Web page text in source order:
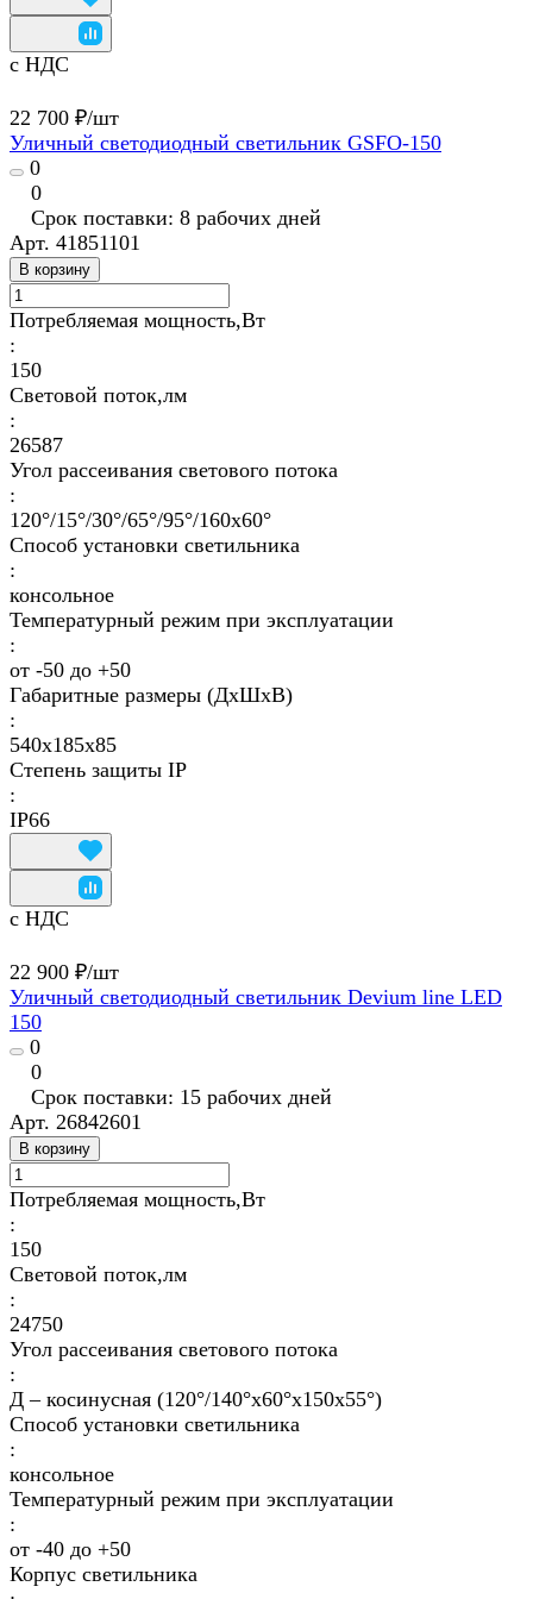
с НДС
22 700 ₽/шт
Уличный светодиодный светильник GSFO-150
0
0
Срок поставки: 8 рабочих дней
Арт. 41851101
В корзину
Потребляемая мощность,Вт
:
150
Световой поток,лм
:
26587
Угол рассеивания светового потока
:
120°/15°/30°/65°/95°/160х60°
Способ установки светильника
:
консольное
Температурный режим при эксплуатации
:
от -50 до +50
Габаритные размеры (ДхШхВ)
:
540х185х85
Степень защиты IP
:
IP66
с НДС
22 900 ₽/шт
Уличный светодиодный светильник Devium line LED
150
0
0
Срок поставки: 15 рабочих дней
Арт. 26842601
В корзину
Потребляемая мощность,Вт
:
150
Световой поток,лм
:
24750
Угол рассеивания светового потока
:
Д – косинусная (120°/140°х60°х150x55°)
Способ установки светильника
:
консольное
Температурный режим при эксплуатации
:
от -40 до +50
Корпус светильника